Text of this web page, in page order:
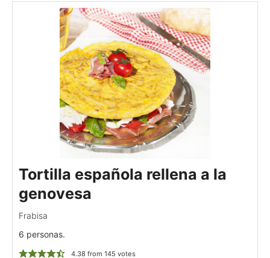
Tortilla española rellena a la
genovesa
Frabisa
6 personas.
4.38 from 145 votes